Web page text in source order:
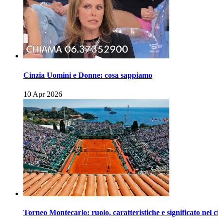
Cinzia Uomini e Donne: cosa sappiamo
10 Apr 2026
Torneo Montecarlo: ruolo, caratteristiche e significato nel